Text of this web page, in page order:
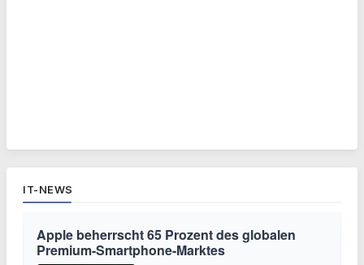
IT-NEWS
Apple beherrscht 65 Prozent des globalen
Premium-Smartphone-Marktes